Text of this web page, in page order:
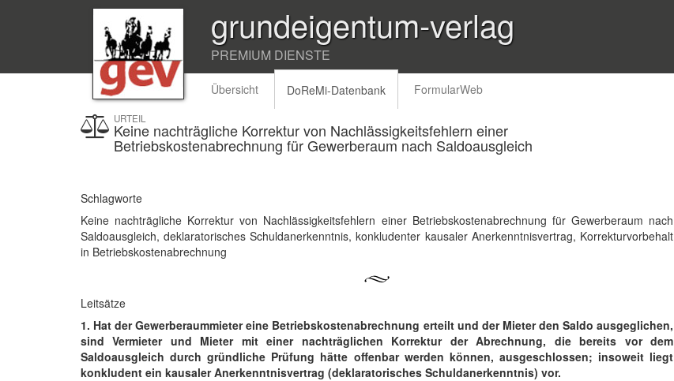
grundeigentum-verlag
PREMIUM DIENSTE
Übersicht DoReMi-Datenbank FormularWeb
URTEIL
Keine nachträgliche Korrektur von Nachlässigkeitsfehlern einer
Betriebskostenabrechnung für Gewerberaum nach Saldoausgleich
Schlagworte
Keine nachträgliche Korrektur von Nachlässigkeitsfehlern einer Betriebskostenabrechnung für Gewerberaum nach
Saldoausgleich, deklaratorisches Schuldanerkenntnis, konkludenter kausaler Anerkenntnisvertrag, Korrekturvorbehalt
in Betriebskostenabrechnung
Leitsätze
1. Hat der Gewerberaummieter eine Betriebskostenabrechnung erteilt und der Mieter den Saldo ausgeglichen,
sind Vermieter und Mieter mit einer nachträglichen Korrektur der Abrechnung, die bereits vor dem
Saldoausgleich durch gründliche Prüfung hätte offenbar werden können, ausgeschlossen; insoweit liegt
konkludent ein kausaler Anerkenntnisvertrag (deklaratorisches Schuldanerkenntnis) vor.